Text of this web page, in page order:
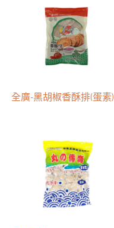
全廣-黑胡椒香酥排(蛋素)